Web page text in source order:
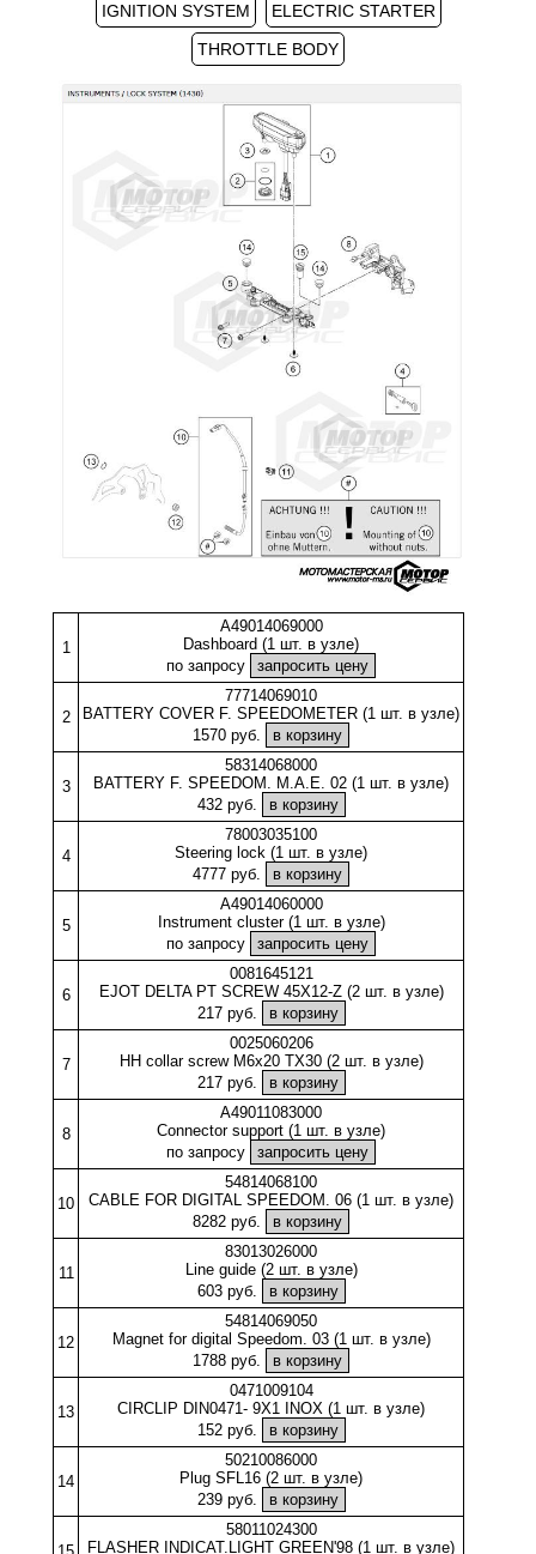
IGNITION SYSTEM
ELECTRIC STARTER
THROTTLE BODY
1
A49014069000
Dashboard (1 шт. в узле)
по запросу
2
77714069010
BATTERY COVER F. SPEEDOMETER (1 шт. в узле)
1570 руб.
3
58314068000
BATTERY F. SPEEDOM. M.A.E. 02 (1 шт. в узле)
432 руб.
4
78003035100
Steering lock (1 шт. в узле)
4777 руб.
5
A49014060000
Instrument cluster (1 шт. в узле)
по запросу
6
0081645121
EJOT DELTA PT SCREW 45X12-Z (2 шт. в узле)
217 руб.
7
0025060206
HH collar screw M6x20 TX30 (2 шт. в узле)
217 руб.
8
A49011083000
Connector support (1 шт. в узле)
по запросу
10
54814068100
CABLE FOR DIGITAL SPEEDOM. 06 (1 шт. в узле)
8282 руб.
11
83013026000
Line guide (2 шт. в узле)
603 руб.
12
54814069050
Magnet for digital Speedom. 03 (1 шт. в узле)
1788 руб.
13
0471009104
CIRCLIP DIN0471- 9X1 INOX (1 шт. в узле)
152 руб.
14
50210086000
Plug SFL16 (2 шт. в узле)
239 руб.
58011024300
FLASHER INDICAT.LIGHT GREEN'98 (1 шт. в узле)